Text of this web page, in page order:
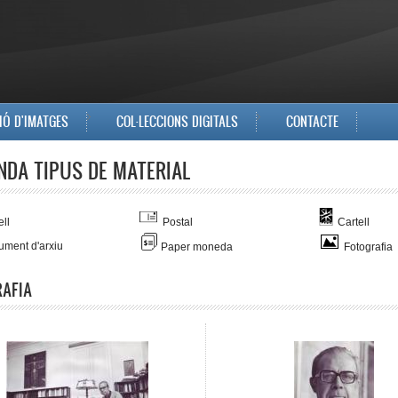
D'IMATGES COL·LECCIONS DIGITALS CONTACTE
TIPUS DE MATERIAL
Postal Cartell
d'arxiu
Paper moneda Fotografia